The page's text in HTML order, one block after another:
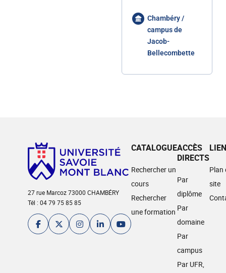
Chambéry /
campus de
Jacob-
Bellecombette
27 rue Marcoz 73000 CHAMBÉRY
Tél : 04 79 75 85 85
CATALOGUE
Rechercher un
cours
Rechercher
une formation
ACCÈS
DIRECTS
Par
diplôme
Par
domaine
Par
campus
Par UFR,
Plan
site